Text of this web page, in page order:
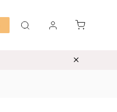
Starostlivosť